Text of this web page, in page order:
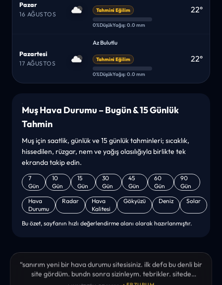
Pazar
16 AĞUSTOS
Tahmini Eğilim
0%DüşükYağış: 0.0 mm
22°
Pazartesi
17 AĞUSTOS
Az Bulutlu
Tahmini Eğilim
0%DüşükYağış: 0.0 mm
22°
Muş Hava Durumu – Bugün & 15 Günlük
Tahmin
Muş için saatlik, günlük ve 15 günlük tahminleri; sıcaklık,
hissedilen, rüzgar, nem ve yağış olasılığıyla birlikte tek
ekranda takip edin.
7
Gün
10
Gün
15
Gün
30
Gün
45
Gün
60
Gün
90
Gün
Hava
Durumu
Radar
Hava
Kalitesi
Gökyüzü Deniz Solar
Bu özet, sayfanın hızlı değerlendirme alanı olarak hazırlanmıştır.
“sanırım yeni bir hava durumu sitesisiniz. ilk defa bu denli bir
site gördüm. bundn sonra sizinleym. tebrikler. sitede